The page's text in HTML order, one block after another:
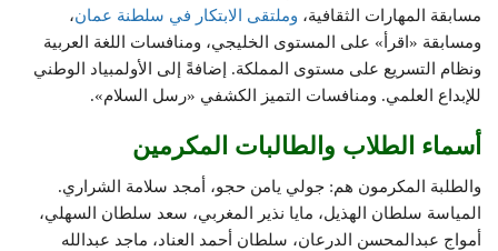
مسابقة المهارات الثقافية، وملتقى الابتكار في سلطنة عمان،
ومسابقة «اقرأ» على المستوى الخليجي، ومنافسات اللغة العربية
ونظام التسريع على مستوى المملكة. إضافةً إلى الأولمبياد الوطني
للإبداع العلمي. ومنافسات التميز الكشفي «رسل السلام».
أسماء الطلاب والطالبات المكرمين
والطلبة المكرمون هم: جولي يامن حجو، أمجد سلامة الشراري.
المياسة سلطان الهذيل، مايا نذير المغربي، سعد سلطان السهلي،
أمواج عبدالمحسن الدرعان، سلطان أحمد العناد، ماجد عبدالله